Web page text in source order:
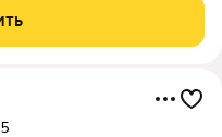
спокойствия.